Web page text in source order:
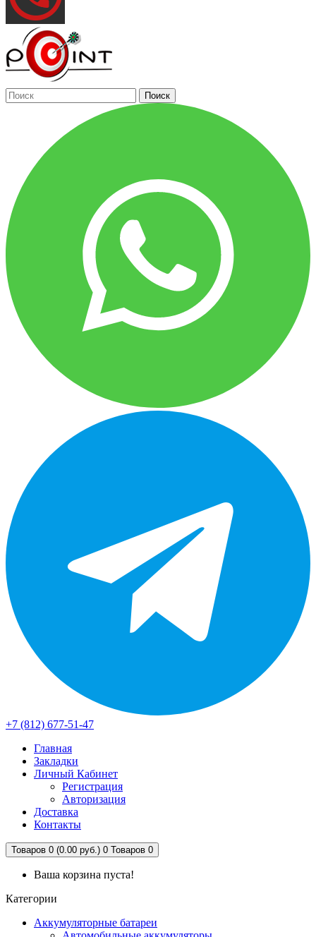
Поиск
+7 (812) 677-51-47
Главная
Закладки
Личный Кабинет
Регистрация
Авторизация
Доставка
Контакты
Товаров 0 (0.00 руб.) 0 Товаров 0
Ваша корзина пуста!
Категории
Аккумуляторные батареи